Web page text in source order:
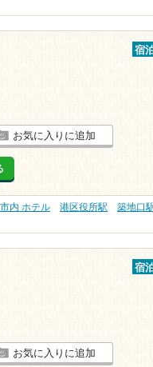
宿
お気に入りに追加
内 ホテル 港区役所駅
築地口
宿
お気に入りに追加